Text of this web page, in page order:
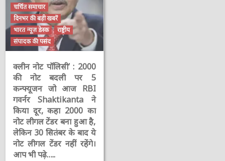
चर्चित समाचार
दिनभर की बड़ी खबरें
भारत न्यूज़ डेस्क
राष्ट्रीय
संपादक की पसंद
क्लीन नोट पॉलिसी’ : 2000
की नोट बदली पर 5
कन्फ्यूजन जो आज RBI
गवर्नर Shaktikanta ने
किया दूर, कहा 2000 का
नोट लीगल टेंडर बना हुआ है,
लेकिन 30 सितंबर के बाद ये
नोट लीगल टेंडर नहीं रहेंगे।
आप भी पढ़े…..